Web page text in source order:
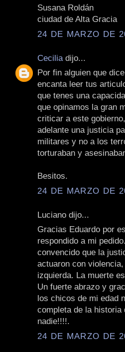
Susana Roldán
ciudad de Alta Gracia
24 DE MARZO DE
Cecilia dijo...
Por fin alguien que
encanta leer tus
que tenes una
que opinamos la gran
criticar a este
adelante una justicia
militares y no a los
torturaban y
Besitos.
24 DE MARZO DE
Luciano dijo...
Gracias Eduardo por
respondido a mi
convencido que la
actuaron con
izquierda. La muerte
Un fuerte abrazo y
los chicos de mi edad
completa de la historia
nadie!!!!.
24 DE MARZO DE